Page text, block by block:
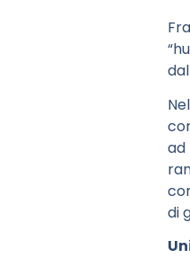
di